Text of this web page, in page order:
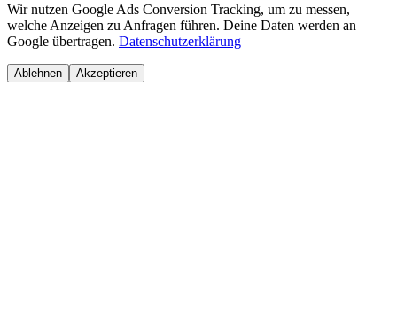
Wir nutzen Google Ads Conversion Tracking, um zu messen,
welche Anzeigen zu Anfragen führen. Deine Daten werden an
Google übertragen. Datenschutzerklärung
Ablehnen Akzeptieren